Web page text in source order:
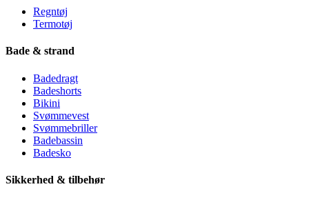
Regntøj
Termotøj
Bade & strand
Badedragt
Badeshorts
Bikini
Svømmevest
Svømmebriller
Badebassin
Badesko
Sikkerhed & tilbehør